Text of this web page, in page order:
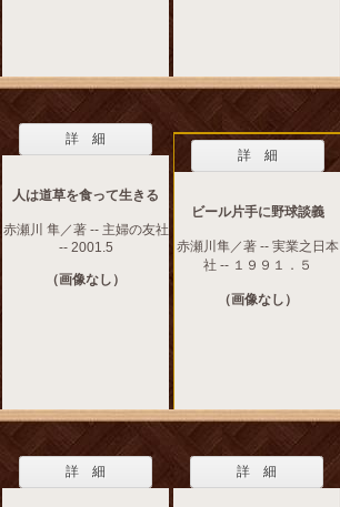
詳 細
人は道草を食って生きる
赤瀬川 隼／著 -- 主婦の友社
-- 2001.5
（画像なし）
詳 細
ビール片手に野球談義
赤瀬川隼／著 -- 実業之日本
社 -- １９９１．５
（画像なし）
詳 細 詳 細